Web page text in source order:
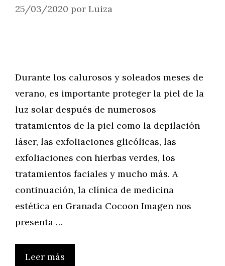
25/03/2020 por Luiza
Durante los calurosos y soleados meses de
verano, es importante proteger la piel de la
luz solar después de numerosos
tratamientos de la piel como la depilación
láser, las exfoliaciones glicólicas, las
exfoliaciones con hierbas verdes, los
tratamientos faciales y mucho más. A
continuación, la clínica de medicina
estética en Granada Cocoon Imagen nos
presenta …
Leer más